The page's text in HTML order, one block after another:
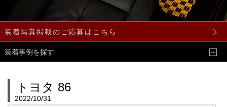
装着写真掲載のご応募はこちら
装着事例を探す
トヨタ 86
2022/10/31